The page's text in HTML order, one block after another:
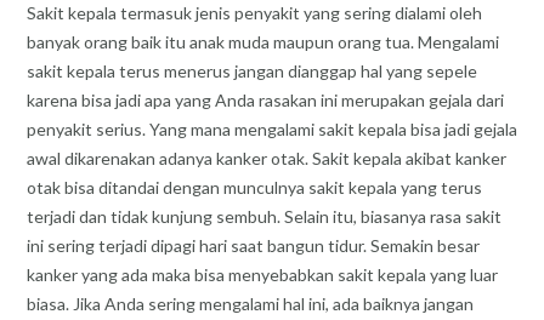
Sakit kepala termasuk jenis penyakit yang sering dialami oleh
banyak orang baik itu anak muda maupun orang tua. Mengalami
sakit kepala terus menerus jangan dianggap hal yang sepele
karena bisa jadi apa yang Anda rasakan ini merupakan gejala dari
penyakit serius. Yang mana mengalami sakit kepala bisa jadi gejala
awal dikarenakan adanya kanker otak. Sakit kepala akibat kanker
otak bisa ditandai dengan munculnya sakit kepala yang terus
terjadi dan tidak kunjung sembuh. Selain itu, biasanya rasa sakit
ini sering terjadi dipagi hari saat bangun tidur. Semakin besar
kanker yang ada maka bisa menyebabkan sakit kepala yang luar
biasa. Jika Anda sering mengalami hal ini, ada baiknya jangan